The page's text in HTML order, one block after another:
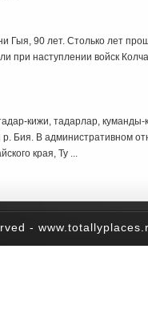
Гыя, 90 лет. Столько лет
при наступлении войск
кижи, тадарлар, куманды-
Бия. В административном
края, Ту ...
-